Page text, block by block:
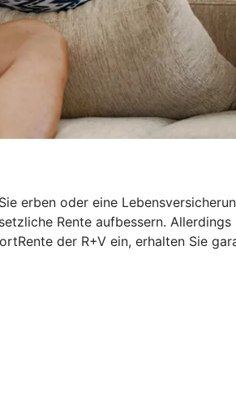
erben oder eine
Rente aufbessern.
der R+V ein, erhalten Sie